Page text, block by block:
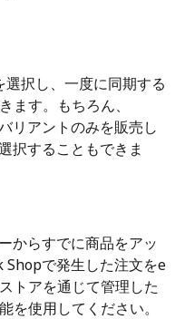
択し、一度に同期する
ます。もちろん、
リアントのみを販売し
択することもできま
からすでに商品をアッ
で発生した注文をe
トアを通じて管理した
を使用してください。